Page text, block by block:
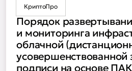
КриптоПро
Порядок
и мониторинга
облачной
усовершенствованной
подписи на основе